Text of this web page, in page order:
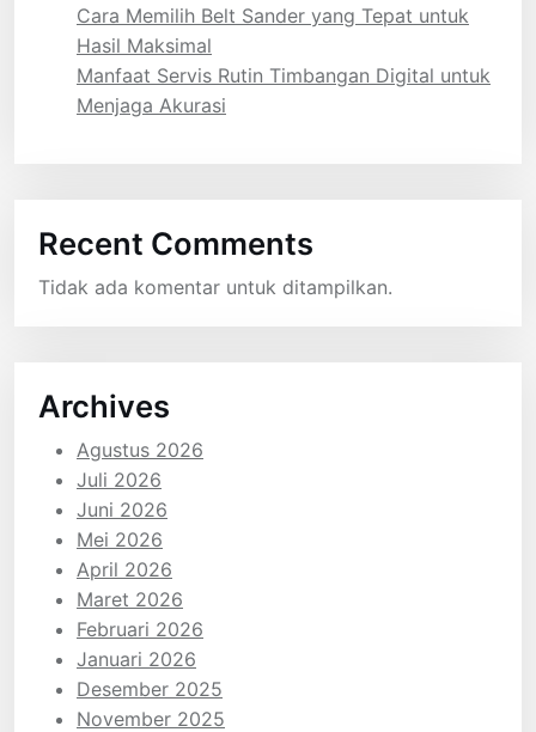
Cara Memilih Belt Sander yang Tepat untuk
Hasil Maksimal
Manfaat Servis Rutin Timbangan Digital untuk
Menjaga Akurasi
Recent Comments
Tidak ada komentar untuk ditampilkan.
Archives
Agustus 2026
Juli 2026
Juni 2026
Mei 2026
April 2026
Maret 2026
Februari 2026
Januari 2026
Desember 2025
November 2025